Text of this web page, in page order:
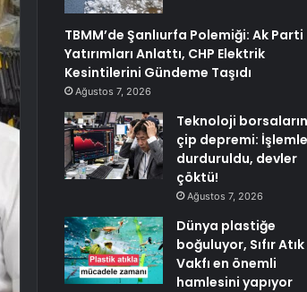
TBMM’de Şanlıurfa Polemiği: Ak Parti
Yatırımları Anlattı, CHP Elektrik
Kesintilerini Gündeme Taşıdı
Ağustos 7, 2026
Teknoloji
çip depremi:
durduruldu, devler
çöktü!
Ağustos 7, 2026
Dünya plastiğe
boğuluyor, Sıfır Atık
Vakfı en önemli
hamlesini yapıyor